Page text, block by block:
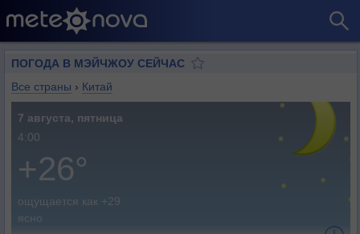
ПОГОДА В МЭЙЧЖОУ СЕЙЧАС
Все страны › Китай
7 августа, пятница
4:00
+26°
ощущается как +29
ясно